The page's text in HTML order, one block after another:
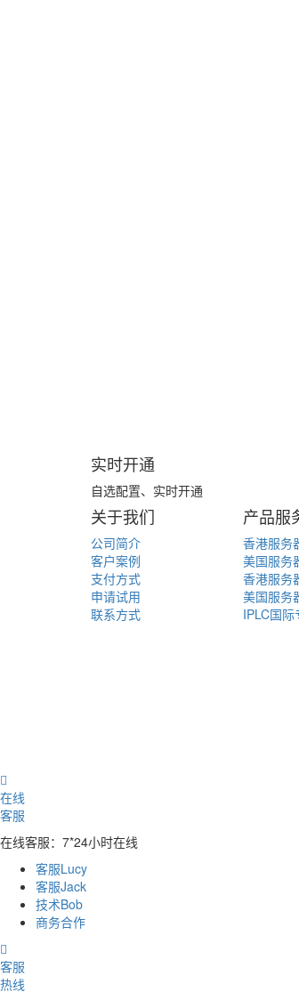
实时开通
自选配置、实时开通
关于我们
公司简介
客户案例
支付方式
申请试用
联系方式
产品服
香港服务
美国服务
香港服务
美国服务
IPLC国际

在线
客服
在线客服：7*24小时在线
客服Lucy
客服Jack
技术Bob
商务合作

客服
热线